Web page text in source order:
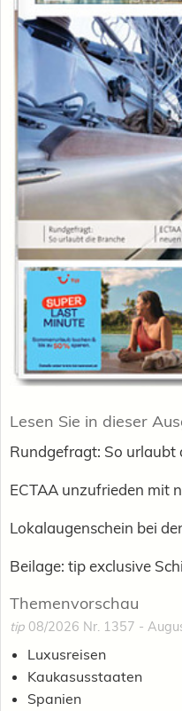
Lesen Sie in dieser
Rundgefragt: So urlaubt
ECTAA unzufrieden mit
Lokalaugenschein bei
Beilage: tip exclusive
Themenvorschau
tip 08/2026 Nr. 1357 -
Luxusreisen
Kaukasusstaaten
Spanien